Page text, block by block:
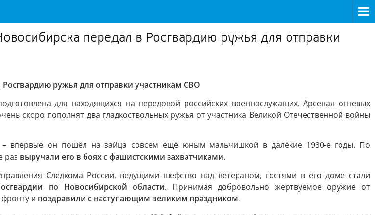
передал в Росгвардию ружья для отправки
ружья для отправки участникам СВО
для находящихся на передовой российских военнослужащих. Арсенал огневых
скоро пополнят два гладкоствольных ружья от участника Великой Отечественной войны
– впервые он пошёл на зайца совсем ещё юным мальчишкой в далёкие 1930-е годы. По
раз выручали его в боях с фашистскими захватчиками.
Следкома России, ведущими шефство над ветераном, гостями в его доме стали
по Новосибирской области. Принимая добровольно жертвуемое оружие от
и поздравили с наступающим великим праздником.